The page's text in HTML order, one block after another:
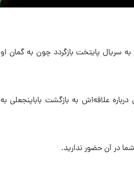
سریال پایتخت بازگردد چون به گمان او
علاقه‌اش به بازگشت باباپنجعلی به
در آن حضور ندارید.